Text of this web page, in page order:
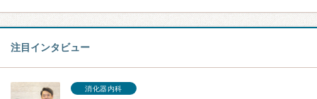
注目インタビュー
消化器内科